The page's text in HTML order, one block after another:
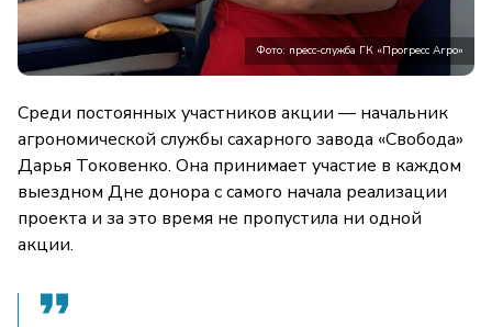
Фото: пресс-служба ГК «Прогресс Агро»
Среди постоянных участников акции — начальник
агрономической службы сахарного завода «Свобода»
Дарья Токовенко. Она принимает участие в каждом
выездном Дне донора с самого начала реализации
проекта и за это время не пропустила ни одной
акции.